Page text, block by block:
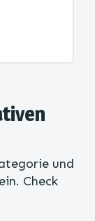
und
Check